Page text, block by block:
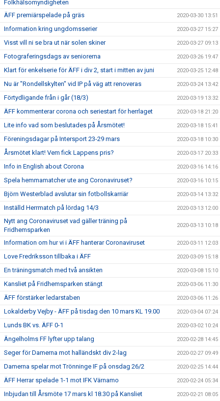
Folkhälsomyndigheten
ÄFF premiärspelade på gräs 2020-03-30 13:51
Information kring ungdomsserier 2020-03-27 15:27
Visst vill ni se bra ut när solen skiner 2020-03-27 09:13
Fotograferingsdags av seniorerna 2020-03-26 19:47
Klart för enkelserie för ÄFF i div 2, start i mitten av juni 2020-03-25 12:48
Nu är "Rondellskylten" vid IP på väg att renoveras 2020-03-24 13:42
Förtydligande från i går (18/3) 2020-03-19 13:32
ÄFF kommenterar corona och seriestart för herrlaget 2020-03-18 21:20
Lite info vad som beslutades på Årsmötet! 2020-03-18 15:41
Föreningsdagar på Intersport 23-29 mars 2020-03-18 10:30
Årsmötet klart! Vem fick Lappens pris? 2020-03-17 20:33
Info in English about Corona 2020-03-16 14:16
Spela hemmamatcher ute ang Coronaviruset? 2020-03-16 10:15
Björn Westerblad avslutar sin fotbollskarriär 2020-03-14 13:32
Inställd Herrmatch på lördag 14/3 2020-03-13 12:00
Nytt ang Coronaviruset vad gäller träning på
Fridhemsparken
2020-03-13 10:18
Information om hur vi i ÄFF hanterar Coronaviruset 2020-03-11 12:03
Love Fredriksson tillbaka i ÄFF 2020-03-09 15:18
En träningsmatch med två ansikten 2020-03-08 15:10
Kansliet på Fridhemsparken stängt 2020-03-06 11:30
ÄFF förstärker ledarstaben 2020-03-06 11:26
Lokalderby Vejby - ÄFF på tisdag den 10 mars KL 19.00 2020-03-04 07:24
Lunds BK vs. ÄFF 0-1 2020-03-02 10:24
Ängelholms FF lyfter upp talang 2020-02-28 14:45
Seger för Damerna mot halländskt div 2-lag 2020-02-27 09:49
Damerna spelar mot Trönninge IF på onsdag 26/2 2020-02-25 14:44
ÄFF Herrar spelade 1-1 mot IFK Värnamo 2020-02-24 05:34
Inbjudan till Årsmöte 17 mars kl 18.30 på Kansliet 2020-02-21 08:05